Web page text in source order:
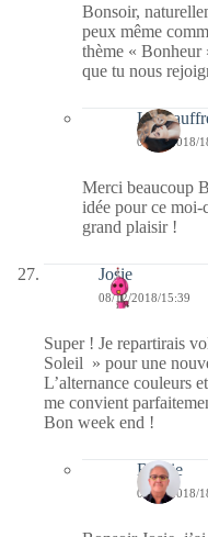
Bonsoir,
peux même
thème « Bonheur
que tu nous
La
08/12/2018/
Merci beaucoup
idée pour ce moi-
grand plaisir !
Josie
08/12/2018/15:39
Super ! Je repartirais
Soleil » pour une
L’alternance couleurs
me convient
Bon week end !
Bernie
08/12/2018/